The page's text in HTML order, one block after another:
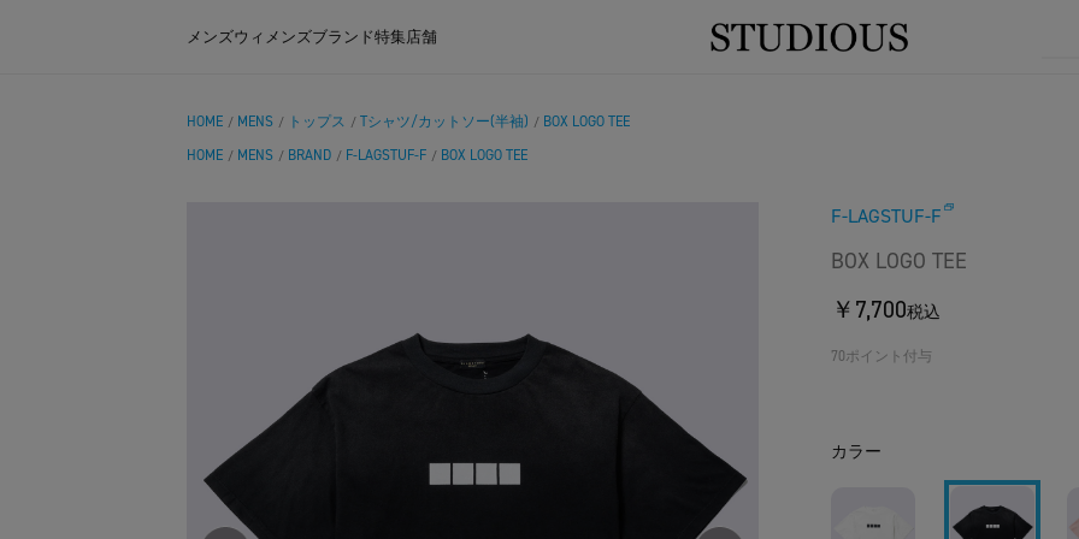
メンズウィメンズブランド特集店舗
HOME / MENS / トップス / Tシャツ/カットソー(半袖) / BOX LOGO TEE
HOME / MENS / BRAND / F-LAGSTUF-F / BOX LOGO TEE
F-LAGSTUF-F
BOX LOGO TEE
￥7,700税込
70ポイント付与
カラー